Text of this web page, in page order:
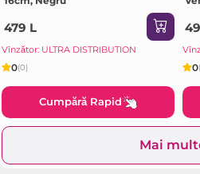
479 L
Vînzător: ULTRA DISTRIBUTION
0(0)
Cumpără Rapid
0
Mai